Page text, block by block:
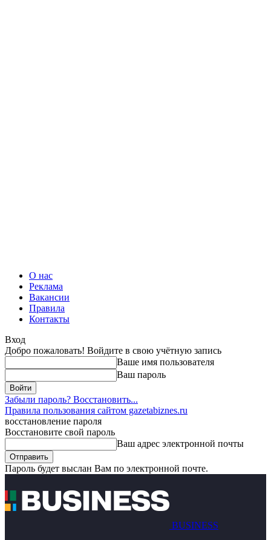
О нас
Реклама
Вакансии
Правила
Контакты
Вход
Добро пожаловать! Войдите в свою учётную запись
Ваше имя пользователя
Ваш пароль
Забыли пароль? Восстановить...
Правила пользования сайтом gazetabiznes.ru
восстановление пароля
Восстановите свой пароль
Ваш адрес электронной почты
Пароль будет выслан Вам по электронной почте.
BUSINESS